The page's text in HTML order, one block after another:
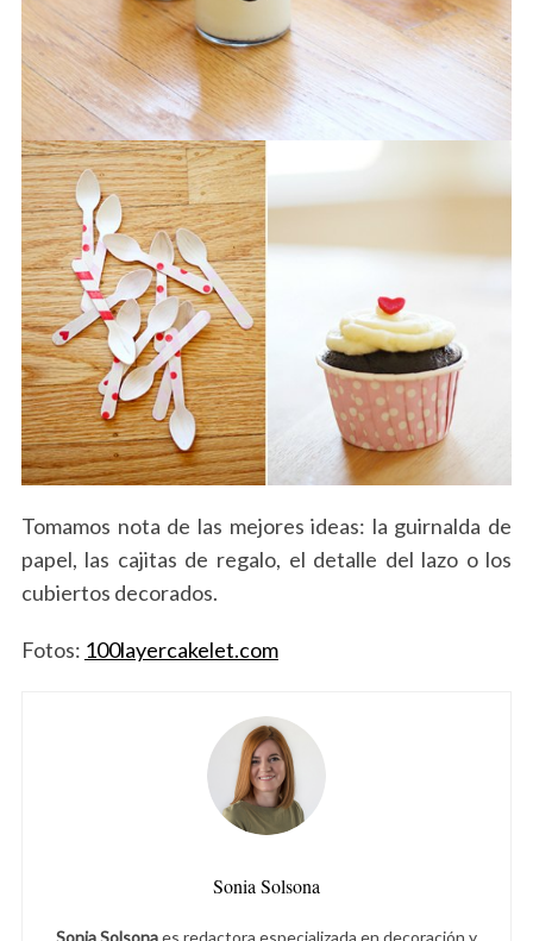
Tomamos nota de las mejores ideas: la guirnalda de
papel, las cajitas de regalo, el detalle del lazo o los
cubiertos decorados.
Fotos: 100layercakelet.com
Sonia Solsona
Sonia Solsonaes redactora especializada en decoración y